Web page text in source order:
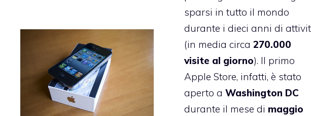
sparsi in tutto il mondo
durante i dieci anni di
(in media circa 270.000
visite al giorno). Il primo
Apple Store, infatti, è stato
aperto a Washington DC
durante il mese di maggio